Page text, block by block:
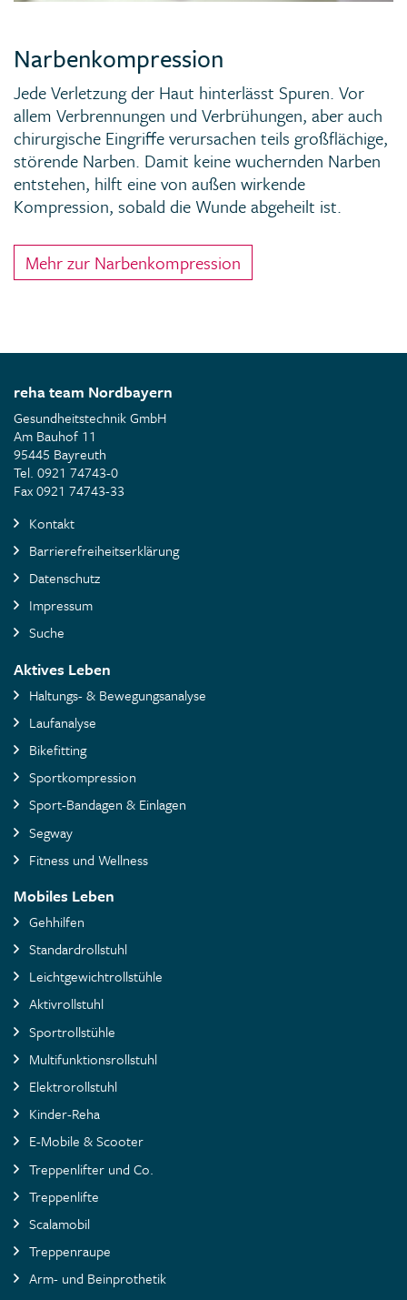
Narbenkompression
Jede Verletzung der Haut hinterlässt Spuren. Vor
allem Verbrennungen und Verbrühungen, aber auch
chirurgische Eingriffe verursachen teils großflächige,
störende Narben. Damit keine wuchernden Narben
entstehen, hilft eine von außen wirkende
Kompression, sobald die Wunde abgeheilt ist.
Mehr zur Narbenkompression
reha team Nordbayern
Gesundheitstechnik GmbH
Am Bauhof 11
95445 Bayreuth
Tel. 0921 74743-0
Fax 0921 74743-33
Kontakt
Barrierefreiheitserklärung
Datenschutz
Impressum
Suche
Aktives Leben
Haltungs- & Bewegungsanalyse
Laufanalyse
Bikefitting
Sportkompression
Sport-Bandagen & Einlagen
Segway
Fitness und Wellness
Mobiles Leben
Gehhilfen
Standardrollstuhl
Leichtgewichtrollstühle
Aktivrollstuhl
Sportrollstühle
Multifunktionsrollstuhl
Elektrorollstuhl
Kinder-Reha
E-Mobile & Scooter
Treppenlifter und Co.
Treppenlifte
Scalamobil
Treppenraupe
Arm- und Beinprothetik